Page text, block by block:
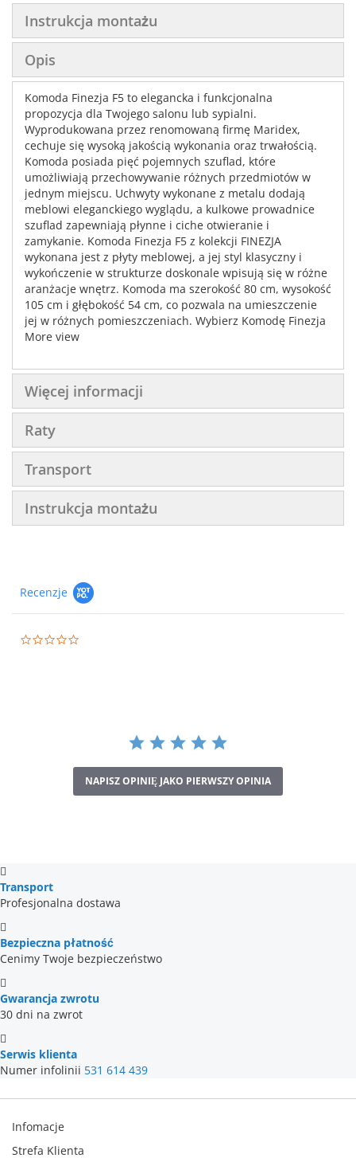
Instrukcja montażu
Opis
Komoda Finezja F5 to elegancka i funkcjonalna
propozycja dla Twojego salonu lub sypialni.
Wyprodukowana przez renomowaną firmę Maridex,
cechuje się wysoką jakością wykonania oraz trwałością.
Komoda posiada pięć pojemnych szuflad, które
umożliwiają przechowywanie różnych przedmiotów w
jednym miejscu. Uchwyty wykonane z metalu dodają
meblowi eleganckiego wyglądu, a kulkowe prowadnice
szuflad zapewniają płynne i ciche otwieranie i
zamykanie. Komoda Finezja F5 z kolekcji FINEZJA
wykonana jest z płyty meblowej, a jej styl klasyczny i
wykończenie w strukturze doskonale wpisują się w różne
aranżacje wnętrz. Komoda ma szerokość 80 cm, wysokość
105 cm i głębokość 54 cm, co pozwala na umieszczenie
jej w różnych pomieszczeniach. Wybierz Komodę Finezja
F5 i ciesz się pięknym i funkcjonalnym meblem w swoim
More view
Więcej informacji
Raty
Transport
Instrukcja montażu
Recenzje
NAPISZ OPINIĘ JAKO PIERWSZY OPINIA
Transport
Profesjonalna dostawa
Bezpieczna płatność
Cenimy Twoje bezpieczeństwo
Gwarancja zwrotu
30 dni na zwrot
Serwis klienta
Numer infolinii 531 614 439
Infomacje
Strefa Klienta